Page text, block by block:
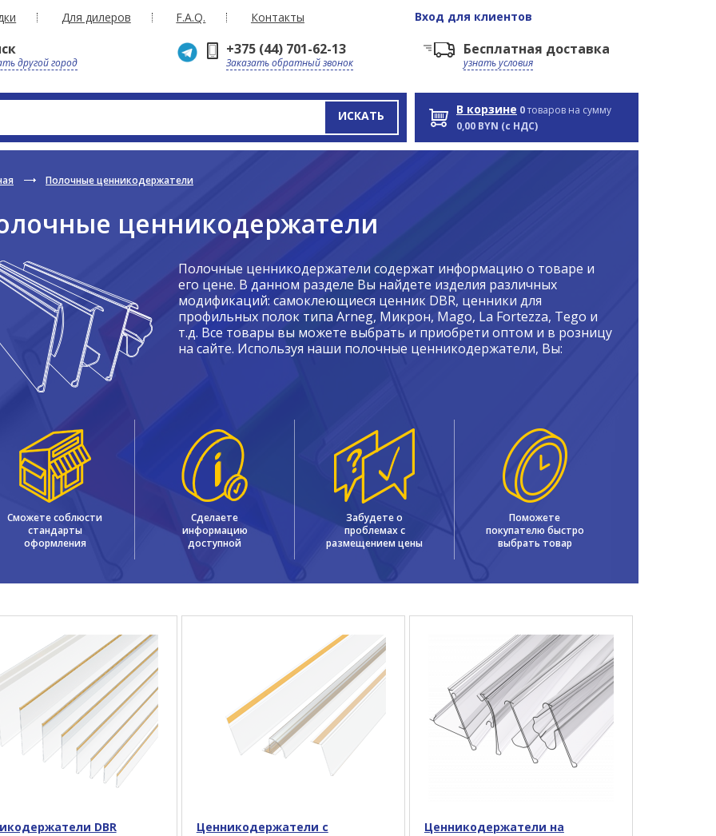
Для дилеров F.A.Q. Контакты Вход для клиентов
другой город
+375 (44) 701-62-13
Заказать обратный звонок
Бесплатная доставка
узнать условия
ИСКАТЬ В корзине 0товаров на сумму
0,00 BYN (с НДС)
Полочные ценникодержатели
ценникодержатели
Полочные ценникодержатели содержат информацию о товаре и
его цене. В данном разделе Вы найдете изделия различных
модификаций: самоклеющиеся ценник DBR, ценники для
профильных полок типа Arneg, Микрон, Mago, La Fortezza, Tego и
т.д. Все товары вы можете выбрать и приобрети оптом и в розницу
на сайте. Используя наши полочные ценникодержатели, Вы:
Сможете соблюсти
стандарты
оформления
Сделаете
информацию
доступной
Забудете о
проблемах с
размещением цены
Поможете
покупателю быстро
выбрать товар
DBR
Ценникодержатели с
Ценникодержатели на